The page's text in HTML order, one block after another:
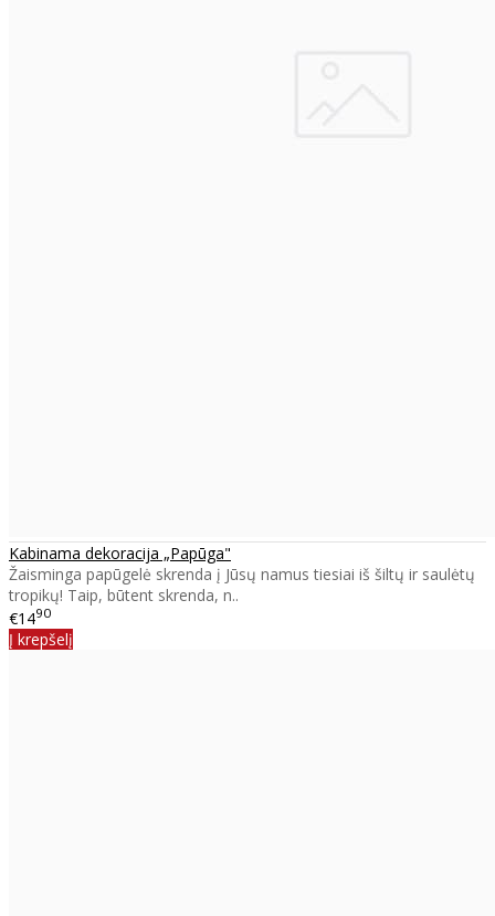
Kabinama dekoracija „Papūga"
Žaisminga papūgelė skrenda į Jūsų namus tiesiai iš šiltų ir saulėtų
tropikų! Taip, būtent skrenda, n..
€1490
Į krepšelį